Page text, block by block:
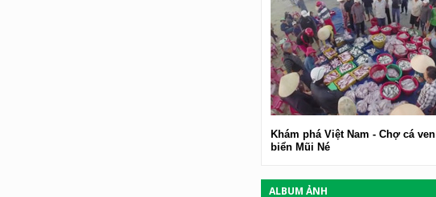
Khám phá Việt Nam - Chợ cá ven
biển Mũi Né
ALBUM ẢNH